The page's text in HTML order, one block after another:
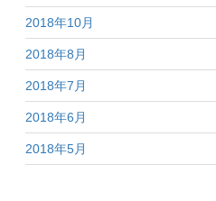
2018年10月
2018年8月
2018年7月
2018年6月
2018年5月